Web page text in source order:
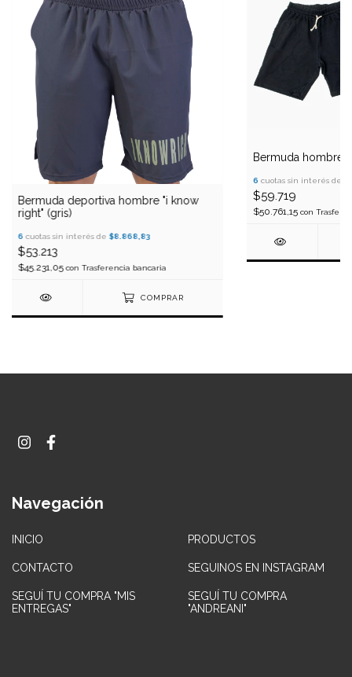
Bermuda deportiva hombre "i know
right" (gris)
6 cuotas sin interés de $8.868,83
$53.213
$45.231,05con Trasferencia bancaria
COMPRAR
Bermuda hombre
6 cuotas sin interés de
$59.719
$50.761,15 con
Navegación
INICIO PRODUCTOS
CONTACTO SEGUINOS EN INSTAGRAM
SEGUÍ TU COMPRA "MIS
ENTREGAS"
SEGUÍ TU COMPRA
"ANDREANI"